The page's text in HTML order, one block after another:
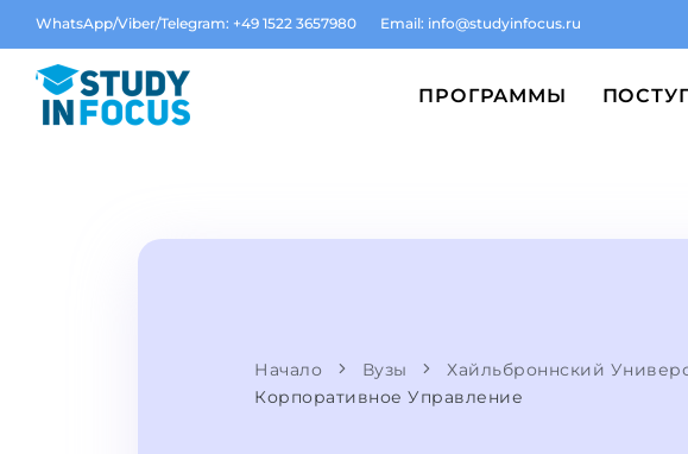
WhatsApp/Viber/Telegram: +49 1522 3657980 Email: info@studyinfocus.ru
ПРОГРАММЫ
Начало Вузы Хайльброннский
Корпоративное Управление